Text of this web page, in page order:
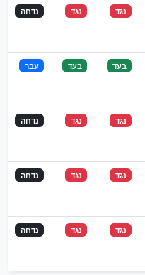
נגד נגד נדחה
בעד בעד עבר
נגד נגד נדחה
נגד נגד נדחה
נגד נגד נדחה